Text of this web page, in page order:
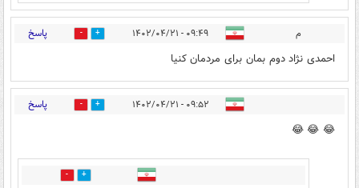
م ۰۹:۴۹ - ۱۴۰۲/۰۴/۲۱ 2 پاسخ
احمدی نژاد دوم بمان برای مردمان کنیا
۰۹:۵۲ - ۱۴۰۲/۰۴/۲۱ 3 پاسخ
😂 😂 😂
2